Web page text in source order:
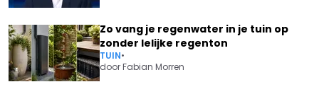
Zo vang je regenwater in je tuin op
zonder lelijke regenton
TUIN•
doorFabian Morren